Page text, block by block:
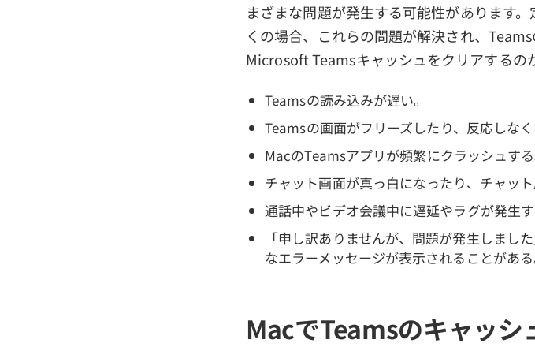
まざまな問題が発生する可能性があります
くの場合、これらの問題が解決され、
Microsoft Teamsキャッシュをクリアするの
Teamsの読み込みが遅い。
Teamsの画面がフリーズしたり、反応しなく
MacのTeamsアプリが頻繁にクラッシュする
チャット画面が真っ白になったり、チャット
通話中やビデオ会議中に遅延やラグが発生す
「申し訳ありませんが、問題が発生しまし
なエラーメッセージが表示されることがある
MacでTeamsのキャッシ